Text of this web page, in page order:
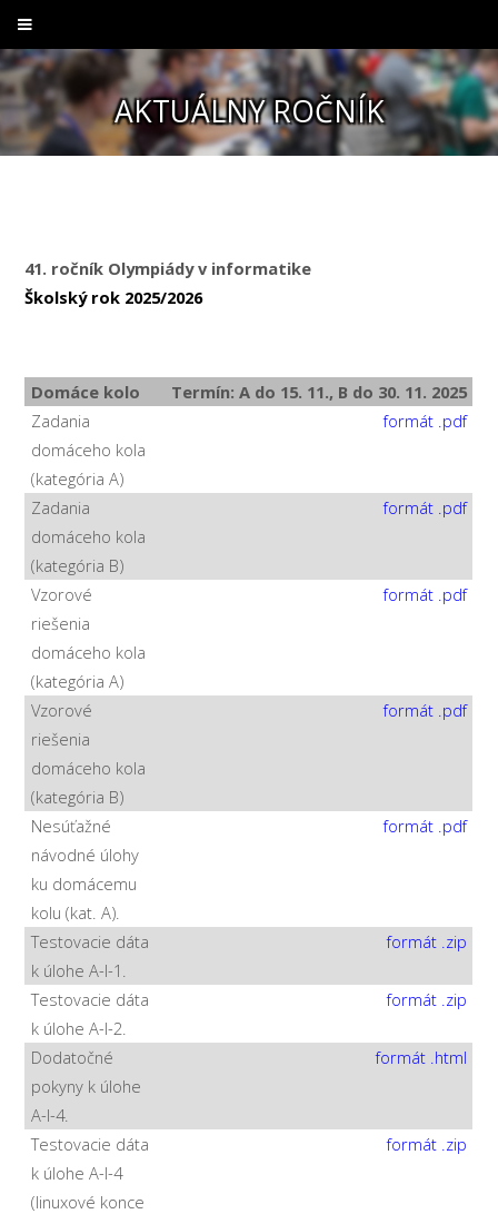
AKTUÁLNY ROČNÍK
41. ročník Olympiády v informatike
Školský rok 2025/2026
Domáce kolo
Termín: A do 15. 11., B do 30. 11. 2025
Zadania
domáceho kola
(kategória A)
formát .pdf
Zadania
domáceho kola
(kategória B)
formát .pdf
Vzorové
riešenia
domáceho kola
(kategória A)
formát .pdf
Vzorové
riešenia
domáceho kola
(kategória B)
formát .pdf
Nesúťažné
návodné úlohy
ku domácemu
kolu (kat. A).
formát .pdf
Testovacie dáta
k úlohe A-I-1.
formát .zip
Testovacie dáta
k úlohe A-I-2.
formát .zip
Dodatočné
pokyny k úlohe
A-I-4.
formát .html
Testovacie dáta
k úlohe A-I-4
(linuxové konce
formát .zip